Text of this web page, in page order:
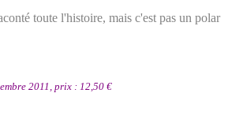
toute l'histoire, mais c'est pas un polar
2011, prix : 12,50 €